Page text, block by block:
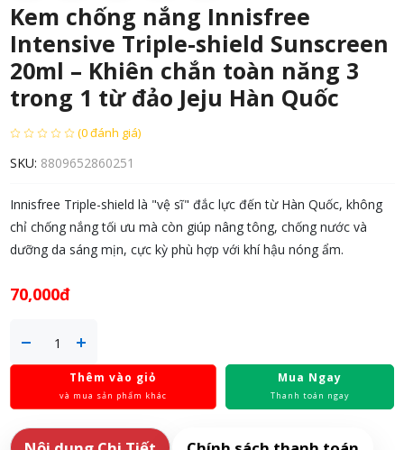
Kem chống nắng Innisfree
Intensive Triple-shield Sunscreen
20ml – Khiên chắn toàn năng 3
trong 1 từ đảo Jeju Hàn Quốc
(0 đánh giá)
SKU: 8809652860251
Innisfree Triple-shield là "vệ sĩ" đắc lực đến từ Hàn Quốc, không
chỉ chống nắng tối ưu mà còn giúp nâng tông, chống nước và
dưỡng da sáng mịn, cực kỳ phù hợp với khí hậu nóng ẩm.
70,000đ
Thêm vào giỏ
và mua sản phẩm khác
Mua Ngay
Thanh toán ngay